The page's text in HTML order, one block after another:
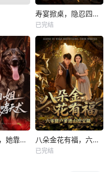
寿宴掀桌，隐忍四年我封神
已完结
别惹大小姐，她靠山是哮天犬 八朵金花有福，六零猎户爹进山挖宝藏
已完结